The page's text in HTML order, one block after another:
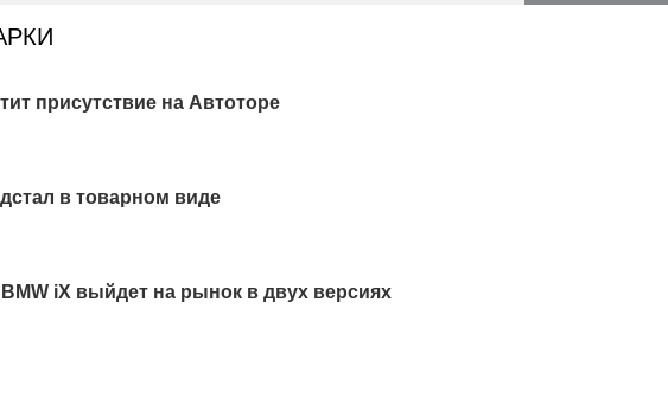
присутствие на Автоторе
в товарном виде
iX выйдет на рынок в двух версиях